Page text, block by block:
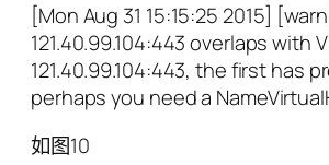
[Mon Aug 31 15:15:25 2015]
121.40.99.104:443 overlaps with
121.40.99.104:443, the first has
perhaps you need a
如图10